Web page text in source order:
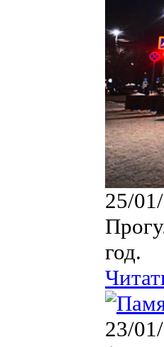
25/
год.
23/